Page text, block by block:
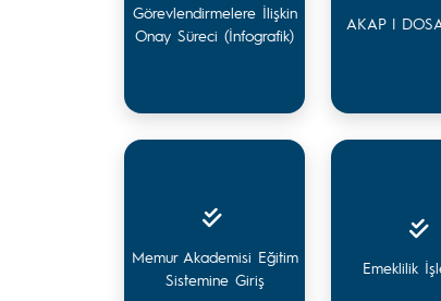
Görevlendirmelere İlişkin
Onay Süreci (İnfografik)
AKAP |
Memur Akademisi Eğitim
Sistemine Giriş
Emeklilik